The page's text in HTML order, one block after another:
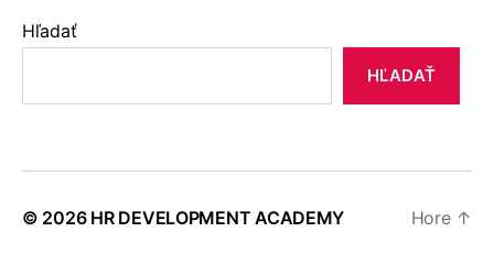
Hľadať
HĽADAŤ
© 2026 HR DEVELOPMENT ACADEMY Hore ↑